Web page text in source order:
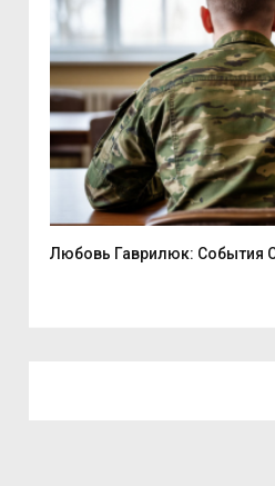
Любовь Гаврилюк: События